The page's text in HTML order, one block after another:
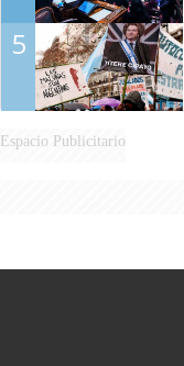
5
Espacio Publicitario